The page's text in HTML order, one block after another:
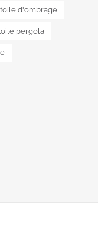
toile d'ombrage
pergola